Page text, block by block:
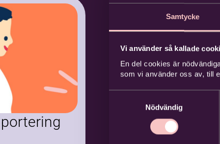
Samtycke
Vi använder så kallade
En del cookies är
som vi använder oss av, till
Nödvändig